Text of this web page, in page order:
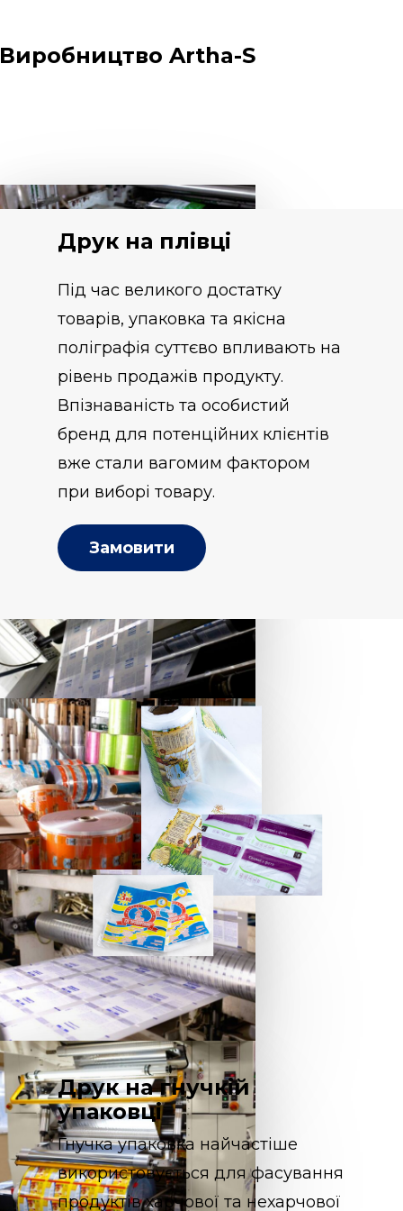
Виробництво Artha-S
Друк на плівці
Під час великого достатку
товарів, упаковка та якісна
поліграфія суттєво впливають на
рівень продажів продукту.
Впізнаваність та особистий
бренд для потенційних клієнтів
вже стали вагомим фактором
при виборі товару.
Замовити
Друк на гнучкій
упаковці
Гнучка упаковка найчастіше
використовується для фасування
продуктів харчової та нехарчової